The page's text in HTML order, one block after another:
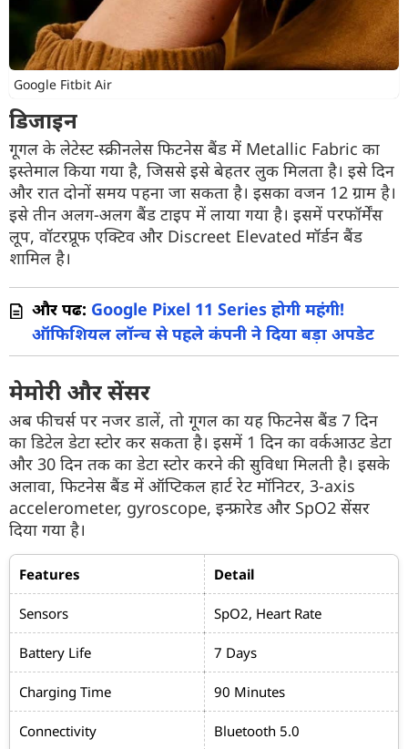
Google Fitbit Air
डिजाइन
गूगल के लेटेस्ट स्क्रीनलेस फिटनेस बैंड में Metallic Fabric का
इस्तेमाल किया गया है, जिससे इसे बेहतर लुक मिलता है। इसे दिन
और रात दोनों समय पहना जा सकता है। इसका वजन 12 ग्राम है।
इसे तीन अलग-अलग बैंड टाइप में लाया गया है। इसमें परफॉर्मेंस
लूप, वॉटरप्रूफ एक्टिव और Discreet Elevated मॉर्डन बैंड
शामिल है।
और पढें: Google Pixel 11 Series होगी महंगी!
ऑफिशियल लॉन्च से पहले कंपनी ने दिया बड़ा अपडेट
मेमोरी और सेंसर
अब फीचर्स पर नजर डालें, तो गूगल का यह फिटनेस बैंड 7 दिन
का डिटेल डेटा स्टोर कर सकता है। इसमें 1 दिन का वर्कआउट डेटा
और 30 दिन तक का डेटा स्टोर करने की सुविधा मिलती है। इसके
अलावा, फिटनेस बैंड में ऑप्टिकल हार्ट रेट मॉनिटर, 3-axis
accelerometer, gyroscope, इन्फ्रारेड और SpO2 सेंसर
दिया गया है।
Features Detail
Sensors SpO2, Heart Rate
Battery Life 7 Days
Charging Time 90 Minutes
Connectivity Bluetooth 5.0